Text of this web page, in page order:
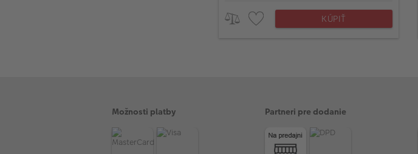
KÚPIŤ
Možnosti platby Partneri pre dodanie